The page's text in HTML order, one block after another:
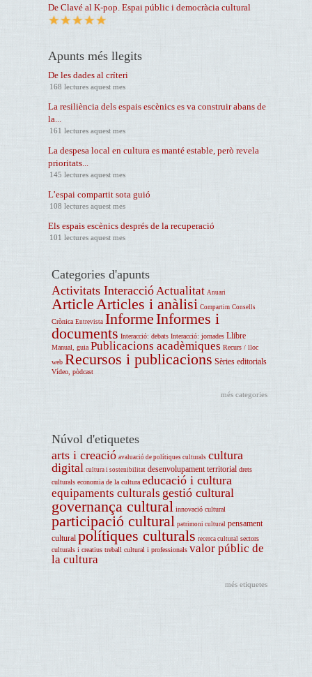
De Clavé al K-pop. Espai públic i democràcia cultural
Apunts més llegits
De les dades al críteri
168 lectures aquest mes
La resiliència dels espais escènics es va construir abans de
la...
161 lectures aquest mes
La despesa local en cultura es manté estable, però revela
prioritats...
145 lectures aquest mes
L’espai compartit sota guió
108 lectures aquest mes
Els espais escènics després de la recuperació
101 lectures aquest mes
Categories d'apunts
Activitats Interacció Actualitat Anuari
Article Articles i anàlisi Compartim Consells
Crònica Entrevista InformeInformes i
documents Interacció: debats Interacció: jornades Llibre
Manual, guia Publicacions acadèmiques Recurs / lloc
web Recursos i publicacions Sèries editorials
Vídeo, pòdcast
més categories
Núvol d'etiquetes
arts i creació avaluació de polítiques culturals cultura
digital cultura i sostenibilitat desenvolupament territorial drets
culturals economia de la cultura educació i cultura
equipaments culturals gestió cultural
governança cultural innovació cultural
participació cultural patrimoni cultural pensament
cultural polítiques culturals recerca cultural sectors
culturals i creatius treball cultural i professionals valor públic de
la cultura
més etiquetes